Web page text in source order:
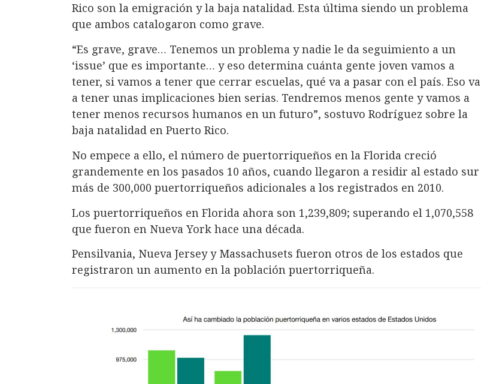
Rico son la emigración y la baja natalidad. Esta última siendo un problema
que ambos catalogaron como grave.
“Es grave, grave… Tenemos un problema y nadie le da seguimiento a un
‘issue’ que es importante… y eso determina cuánta gente joven vamos a
tener, si vamos a tener que cerrar escuelas, qué va a pasar con el país. Eso va
a tener unas implicaciones bien serias. Tendremos menos gente y vamos a
tener menos recursos humanos en un futuro”, sostuvo Rodríguez sobre la
baja natalidad en Puerto Rico.
No empece a ello, el número de puertorriqueños en la Florida creció
grandemente en los pasados 10 años, cuando llegaron a residir al estado sur
más de 300,000 puertorriqueños adicionales a los registrados en 2010.
Los puertorriqueños en Florida ahora son 1,239,809; superando el 1,070,558
que fueron en Nueva York hace una década.
Pensilvania, Nueva Jersey y Massachusets fueron otros de los estados que
registraron un aumento en la población puertorriqueña.